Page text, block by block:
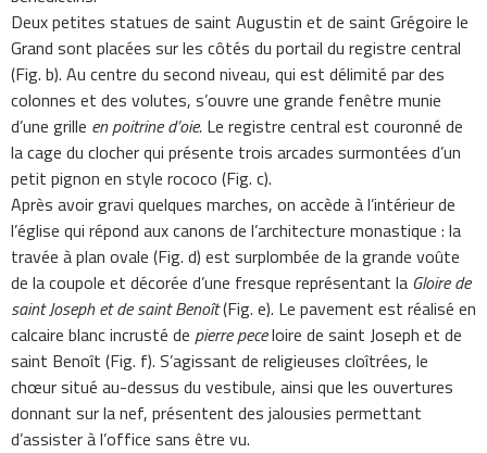
Deux petites statues de saint Augustin et de saint Grégoire le
Grand sont placées sur les côtés du portail du registre central
(Fig. b). Au centre du second niveau, qui est délimité par des
colonnes et des volutes, s’ouvre une grande fenêtre munie
d’une grille en poitrine d’oie. Le registre central est couronné de
la cage du clocher qui présente trois arcades surmontées d’un
petit pignon en style rococo (Fig. c).
Après avoir gravi quelques marches, on accède à l’intérieur de
l’église qui répond aux canons de l’architecture monastique : la
travée à plan ovale (Fig. d) est surplombée de la grande voûte
de la coupole et décorée d’une fresque représentant la Gloire de
saint Joseph et de saint Benoît(Fig. e). Le pavement est réalisé en
calcaire blanc incrusté de pierre peceloire de saint Joseph et de
saint Benoît (Fig. f). S’agissant de religieuses cloîtrées, le
chœur situé au-dessus du vestibule, ainsi que les ouvertures
donnant sur la nef, présentent des jalousies permettant
d’assister à l’office sans être vu.